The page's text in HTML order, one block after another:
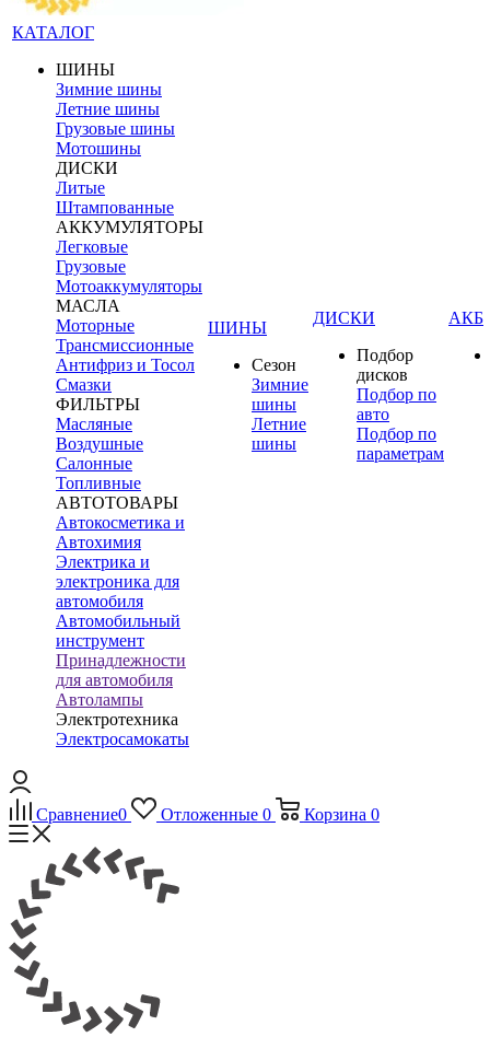
КАТАЛОГ
ШИНЫ
Зимние шины
Летние шины
Грузовые шины
Мотошины
ДИСКИ
Литые
Штампованные
АККУМУЛЯТОРЫ
Легковые
Грузовые
Мотоаккумуляторы
МАСЛА
Моторные
Трансмиссионные
Антифриз и Тосол
Смазки
ФИЛЬТРЫ
Масляные
Воздушные
Салонные
Топливные
АВТОТОВАРЫ
Автокосметика и
Автохимия
Электрика и
электроника для
автомобиля
Автомобильный
инструмент
Принадлежности
для автомобиля
Автолампы
Электротехника
Электросамокаты
ШИНЫ
Сезон
Зимние
шины
Летние
шины
ДИСКИ
Подбор
дисков
Подбор по
авто
Подбор по
параметрам
АКБ
Сравнение0 Отложенные 0 Корзина 0